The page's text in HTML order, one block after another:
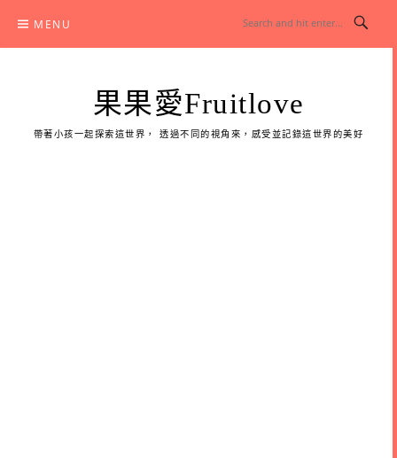
content
MENU
果果愛Fruitlove
帶著小孩一起探索這世界， 透過不同的視角來，感受並記錄這世界的美好